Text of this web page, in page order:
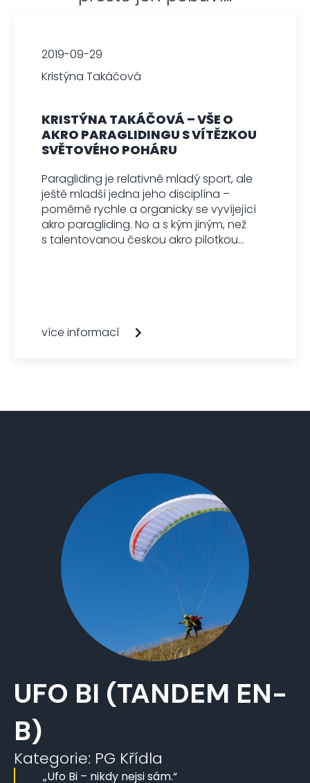
2019-09-29
Kristýna Takáčová
KRISTÝNA TAKÁČOVÁ – VŠE O
AKRO PARAGLIDINGU S VÍTĚZKOU
SVĚTOVÉHO POHÁRU
Paragliding je relativně mladý sport, ale
ještě mladší jedna jeho disciplína –
poměrně rychle a organicky se vyvíjející
akro paragliding. No a s kým jiným, než
s talentovanou českou akro pilotkou...
více informací
UFO BI (TANDEM EN-
B)
Kategorie: PG Křídla
„Ufo Bi – nikdy nejsi sám.“